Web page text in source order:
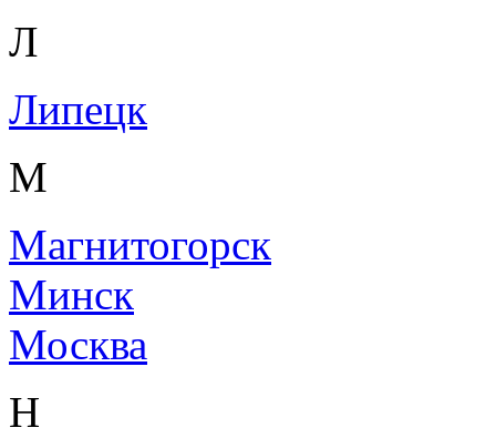
Л
Липецк
М
Магнитогорск
Минск
Москва
Н